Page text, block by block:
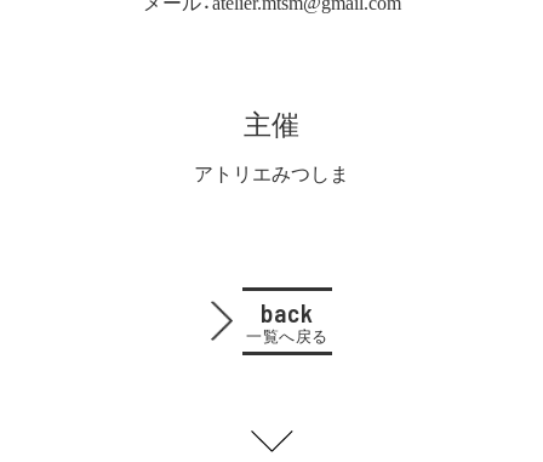
主催
アトリエみつしま
back
一覧へ戻る